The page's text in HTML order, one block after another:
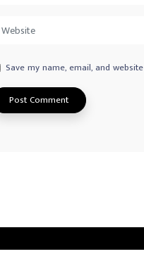
Save my name, email, and